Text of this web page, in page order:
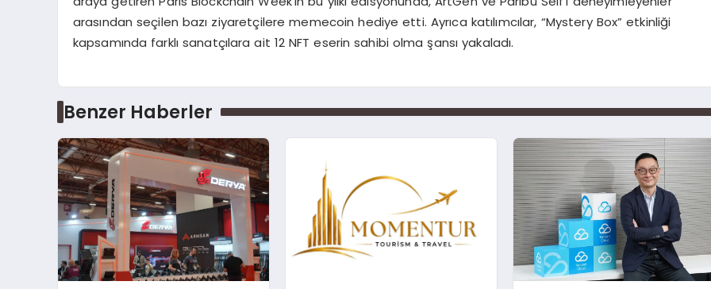
arasından seçilen bazı ziyaretçilere memecoin hediye etti. Ayrıca katılımcılar, “Mystery Box” etkinliği
kapsamında farklı sanatçılara ait 12 NFT eserin sahibi olma şansı yakaladı.
Benzer Haberler